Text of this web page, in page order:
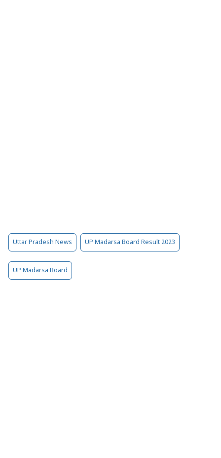
Uttar Pradesh News UP Madarsa Board Result 2023
UP Madarsa Board